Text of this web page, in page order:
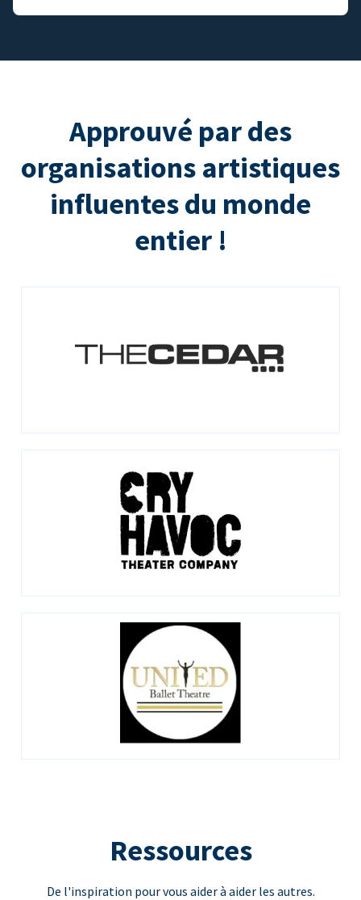
Approuvé par des
organisations artistiques
influentes du monde
entier !
Ressources
De l'inspiration pour vous aider à aider les autres.